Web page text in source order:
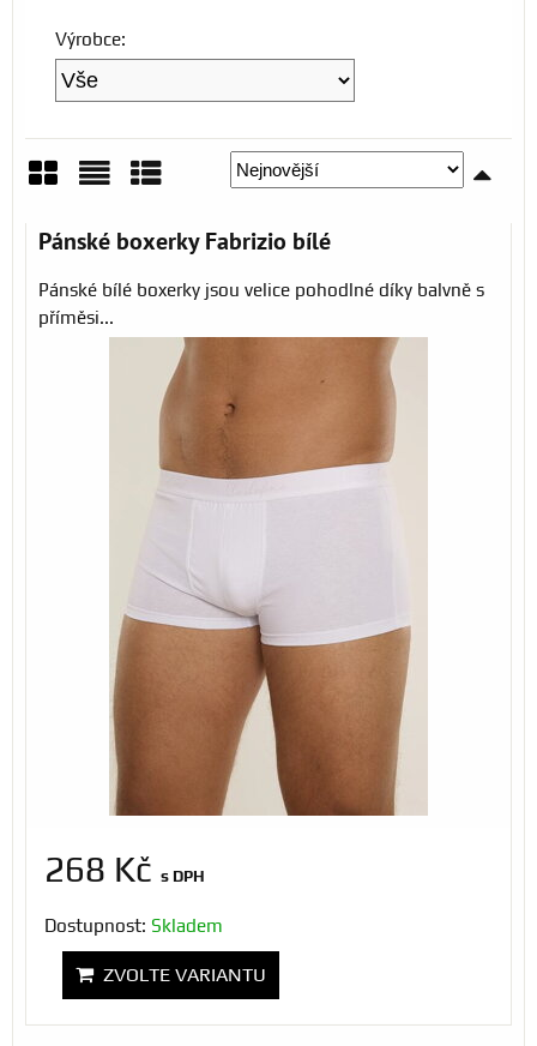
Výrobce:
Mřížka
Pánské boxerky Fabrizio bílé
Pánské bílé boxerky jsou velice pohodlné díky balvně s
příměsi...
268 Kč s DPH
Dostupnost: Skladem
ZVOLTE VARIANTU